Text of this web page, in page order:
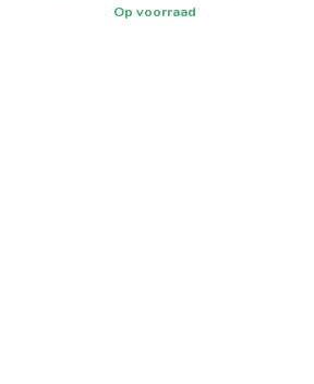
Op voorraad